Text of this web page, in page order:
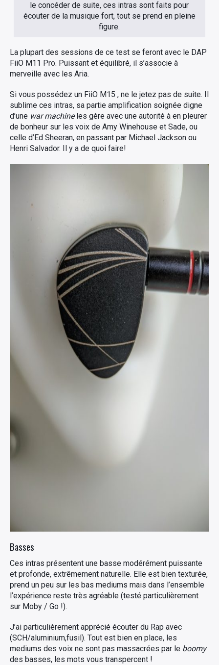
le concéder de suite, ces intras sont faits pour
écouter de la musique fort, tout se prend en pleine
figure.
La plupart des sessions de ce test se feront avec le DAP
FiiO M11 Pro. Puissant et équilibré, il s’associe à
merveille avec les Aria.
Si vous possédez un FiiO M15 , ne le jetez pas de suite. Il
sublime ces intras, sa partie amplification soignée digne
d’une war machineles gère avec une autorité à en pleurer
de bonheur sur les voix de Amy Winehouse et Sade, ou
celle d’Ed Sheeran, en passant par Michael Jackson ou
Henri Salvador. Il y a de quoi faire!
Basses
Ces intras présentent une basse modérément puissante
et profonde, extrêmement naturelle. Elle est bien texturée,
prend un peu sur les bas mediums mais dans l’ensemble
l’expérience reste très agréable (testé particulièrement
sur Moby / Go !).
J’ai particulièrement apprécié écouter du Rap avec
(SCH/aluminium,fusil). Tout est bien en place, les
mediums des voix ne sont pas massacrées par le boomy
des basses, les mots vous transpercent !